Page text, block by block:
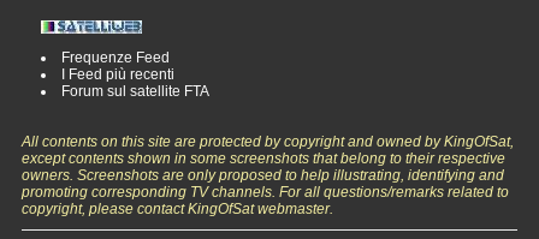
Frequenze Feed
I Feed più recenti
Forum sul satellite FTA
All contents on this site are protected by copyright and owned by KingOfSat,
except contents shown in some screenshots that belong to their respective
owners. Screenshots are only proposed to help illustrating, identifying and
promoting corresponding TV channels. For all questions/remarks related to
copyright, please contact KingOfSat webmaster.